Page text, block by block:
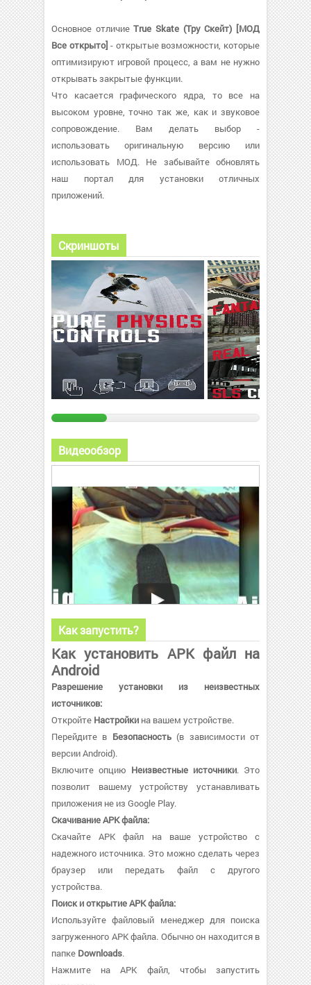
Основное отличиеTrue Skate (Тру Скейт) [МОД
Все открыто] - открытые возможности, которые
оптимизируют игровой процесс, а вам не нужно
открывать закрытые функции.
Что касается графического ядра, то все на
высоком уровне, точно так же, как и звуковое
сопровождение. Вам делать выбор -
использовать оригинальную версию или
использовать МОД. Не забывайте обновлять
наш портал для установки отличных
приложений.
Скриншоты
Видеообзор
Как запустить?
Как установить APK файл на
Android
Разрешение установки из неизвестных
источников:
Откройте Настройки на вашем устройстве.
Перейдите в Безопасность(в зависимости от
версии Android).
Включите опцию Неизвестные источники. Это
позволит вашему устройству устанавливать
приложения не из Google Play.
Скачивание APK файла:
Скачайте APK файл на ваше устройство с
надежного источника. Это можно сделать через
браузер или передать файл с другого
устройства.
Поиск и открытие APK файла:
Используйте файловый менеджер для поиска
загруженного APK файла. Обычно он находится в
папке Downloads.
Нажмите на APK файл, чтобы запустить